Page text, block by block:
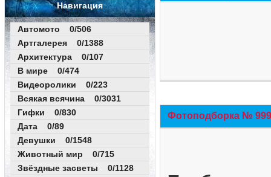
Навигация
Автомото 0/506
Артгалерея 0/1388
Архитектура 0/107
В мире 0/474
Видеоролики 0/223
Всякая всячина 0/3031
Гифки 0/830
Дата 0/89
Девушки 0/1548
Животный мир 0/715
Звёздные засветы 0/1128
Фотоподборка №